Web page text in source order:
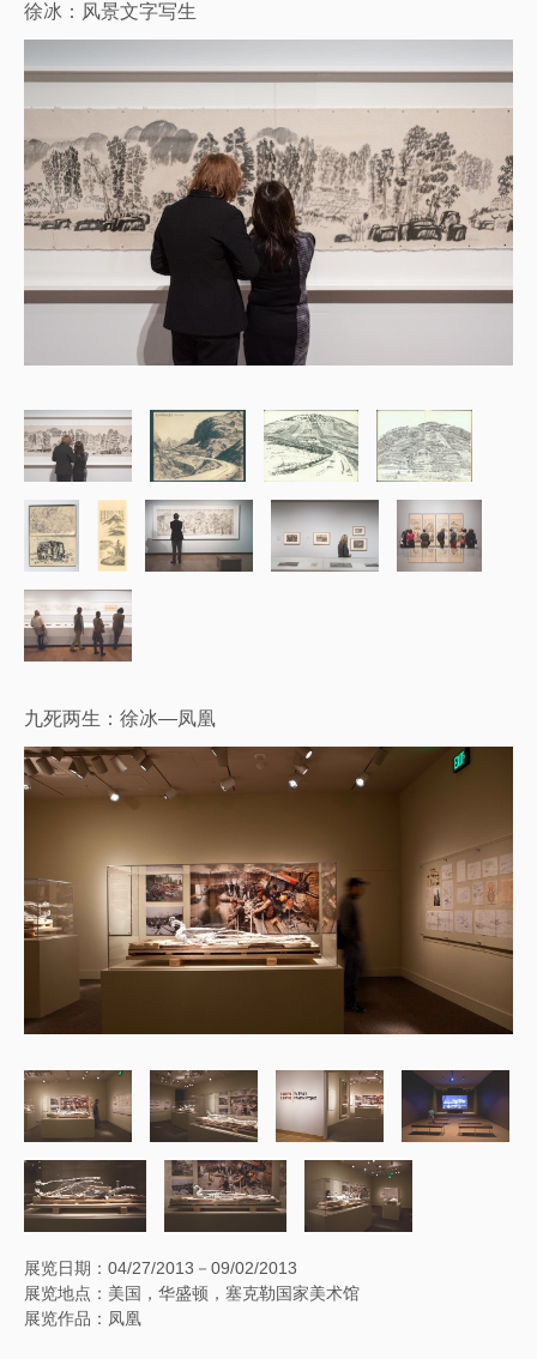
徐冰：风景文字写生
九死两生：徐冰—凤凰
展览日期：04/27/2013－09/02/2013
展览地点：美国，华盛顿，塞克勒国家美术馆
展览作品：凤凰